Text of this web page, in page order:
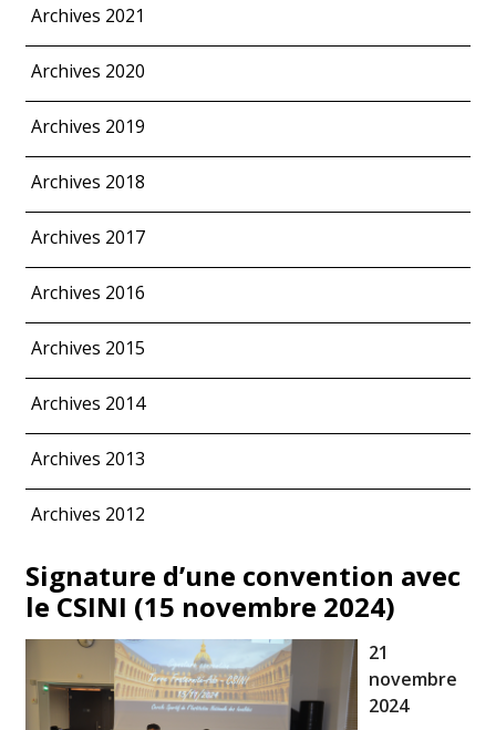
Archives 2021
Archives 2020
Archives 2019
Archives 2018
Archives 2017
Archives 2016
Archives 2015
Archives 2014
Archives 2013
Archives 2012
Signature d’une convention avec
le CSINI (15 novembre 2024)
21
novembre
2024